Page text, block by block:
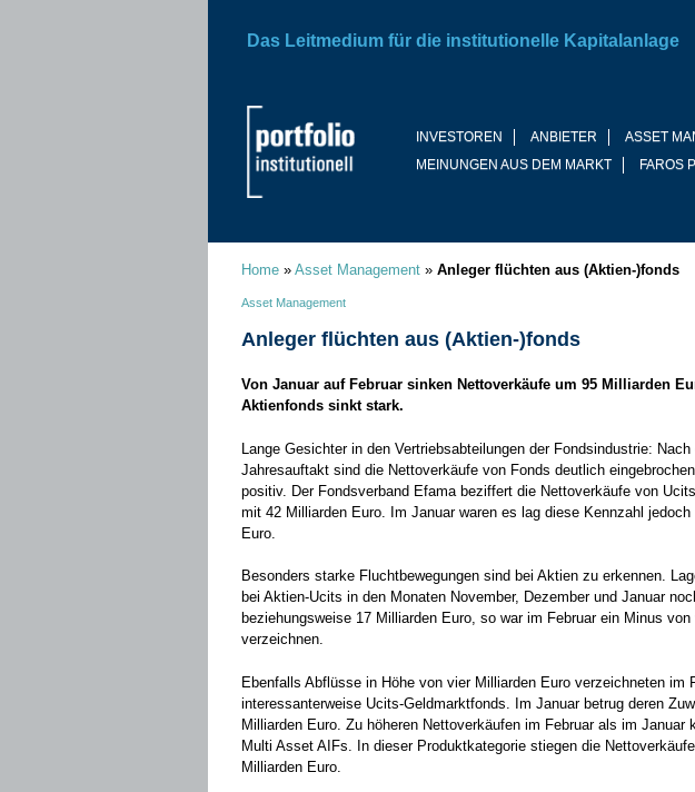
INVESTOREN ANBIETER ASSET
MEINUNGEN AUS DEM MARKT
FAROS
Das Leitmedium für die institutionelle Kapitalanlage
Home » Asset Management » Anleger flüchten aus (Aktien-)fonds
Asset Management
Anleger flüchten aus (Aktien-)fonds
Von Januar auf Februar sinken Nettoverkäufe um 95 Milliarden
Aktienfonds sinkt stark.
Lange Gesichter in den Vertriebsabteilungen der Fondsindustrie:
Jahresauftakt sind die Nettoverkäufe von Fonds deutlich
positiv. Der Fondsverband Efama beziffert die Nettoverkäufe von
mit 42 Milliarden Euro. Im Januar waren es lag diese Kennzahl
Euro.
Besonders starke Fluchtbewegungen sind bei Aktien zu erkennen.
bei Aktien-Ucits in den Monaten November, Dezember und Januar
beziehungsweise 17 Milliarden Euro, so war im Februar ein Minus
verzeichnen.
Ebenfalls Abflüsse in Höhe von vier Milliarden Euro verzeichneten im
interessanterweise Ucits-Geldmarktfonds. Im Januar betrug deren
Milliarden Euro. Zu höheren Nettoverkäufen im Februar als im Januar
Multi Asset AIFs. In dieser Produktkategorie stiegen die
Milliarden Euro.